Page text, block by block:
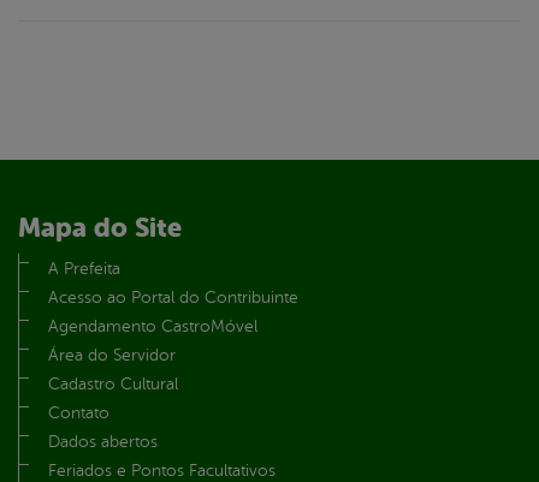
Mapa do Site
A Prefeita
Acesso ao Portal do Contribuinte
Agendamento CastroMóvel
Área do Servidor
Cadastro Cultural
Contato
Dados abertos
Feriados e Pontos Facultativos